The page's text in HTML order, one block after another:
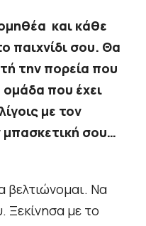
και κάθε
παιχνίδι σου. Θα
την πορεία που
ομάδα που έχει
με τον
μπασκετική σου…
Να
Ξεκίνησα με το